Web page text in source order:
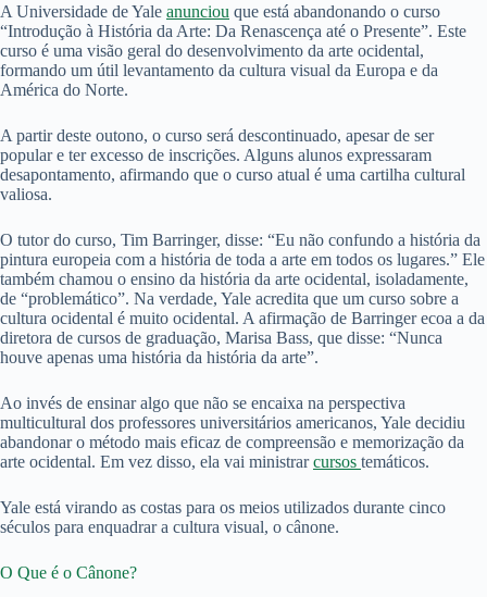
A Universidade de Yale anunciou que está abandonando o curso
“Introdução à História da Arte: Da Renascença até o Presente”. Este
curso é uma visão geral do desenvolvimento da arte ocidental,
formando um útil levantamento da cultura visual da Europa e da
América do Norte.
A partir deste outono, o curso será descontinuado, apesar de ser
popular e ter excesso de inscrições. Alguns alunos expressaram
desapontamento, afirmando que o curso atual é uma cartilha cultural
valiosa.
O tutor do curso, Tim Barringer, disse: “Eu não confundo a história da
pintura europeia com a história de toda a arte em todos os lugares.” Ele
também chamou o ensino da história da arte ocidental, isoladamente,
de “problemático”. Na verdade, Yale acredita que um curso sobre a
cultura ocidental é muito ocidental. A afirmação de Barringer ecoa a da
diretora de cursos de graduação, Marisa Bass, que disse: “Nunca
houve apenas uma história da história da arte”.
Ao invés de ensinar algo que não se encaixa na perspectiva
multicultural dos professores universitários americanos, Yale decidiu
abandonar o método mais eficaz de compreensão e memorização da
arte ocidental. Em vez disso, ela vai ministrarcursos temáticos.
Yale está virando as costas para os meios utilizados durante cinco
séculos para enquadrar a cultura visual, o cânone.
O Que é o Cânone?